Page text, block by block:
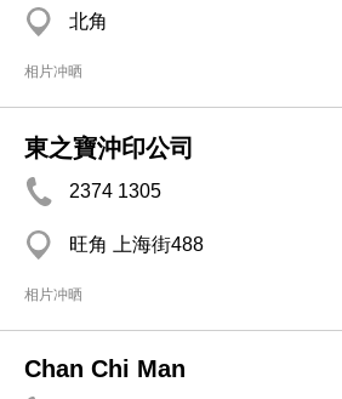
北角
相片冲晒
東之寶沖印公司
2374 1305
旺角 上海街488
相片冲晒
Chan Chi Man